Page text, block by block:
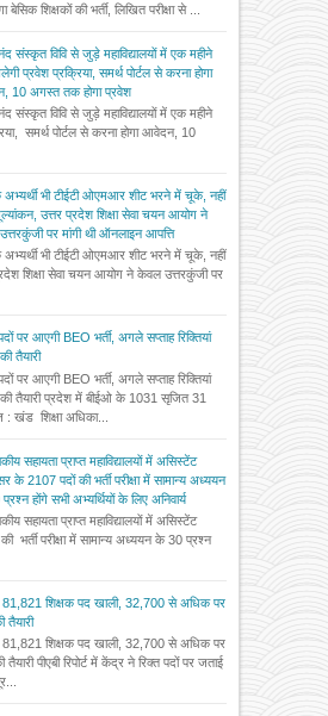
शिक्षकों की भर्ती, लिखित परीक्षा से ...
संस्कृत विवि से जुड़े महाविद्यालयों में एक महीने
प्रवेश प्रक्रिया, समर्थ पोर्टल से करना होगा
10 अगस्त तक होगा प्रवेश
संस्कृत विवि से जुड़े महाविद्यालयों में एक महीने
समर्थ पोर्टल से करना होगा आवेदन, 10
अभ्यर्थी भी टीईटी ओएमआर शीट भरने में चूके, नहीं
उत्तर प्रदेश शिक्षा सेवा चयन आयोग ने
पर मांगी थी ऑनलाइन आपत्ति
अभ्यर्थी भी टीईटी ओएमआर शीट भरने में चूके, नहीं
शिक्षा सेवा चयन आयोग ने केवल उत्तरकुंजी पर
पर आएगी BEO भर्ती, अगले सप्ताह रिक्तियां
तैयारी
पर आएगी BEO भर्ती, अगले सप्ताह रिक्तियां
तैयारी प्रदेश में बीईओ के 1031 सृजित 31
: खंड शिक्षा अधिका...
सहायता प्राप्त महाविद्यालयों में असिस्टेंट
के 2107 पदों की भर्ती परीक्षा में सामान्य अध्ययन
होंगे सभी अभ्यर्थियों के लिए अनिवार्य
सहायता प्राप्त महाविद्यालयों में असिस्टेंट
भर्ती परीक्षा में सामान्य अध्ययन के 30 प्रश्न
81,821 शिक्षक पद खाली, 32,700 से अधिक पर
तैयारी
81,821 शिक्षक पद खाली, 32,700 से अधिक पर
तैयारी पीएबी रिपोर्ट में केंद्र ने रिक्त पदों पर जताई